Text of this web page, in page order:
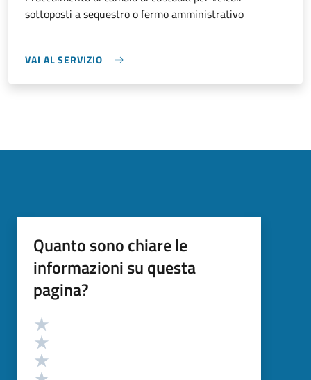
sottoposti a sequestro o fermo amministrativo
VAI AL SERVIZIO
Quanto sono chiare le
informazioni su questa
pagina?
Valutazione